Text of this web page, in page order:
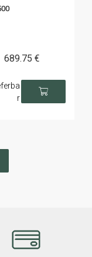
689.75 €
r